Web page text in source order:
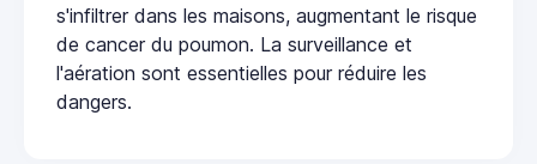
s'infiltrer dans les maisons, augmentant le risque
de cancer du poumon. La surveillance et
l'aération sont essentielles pour réduire les
dangers.